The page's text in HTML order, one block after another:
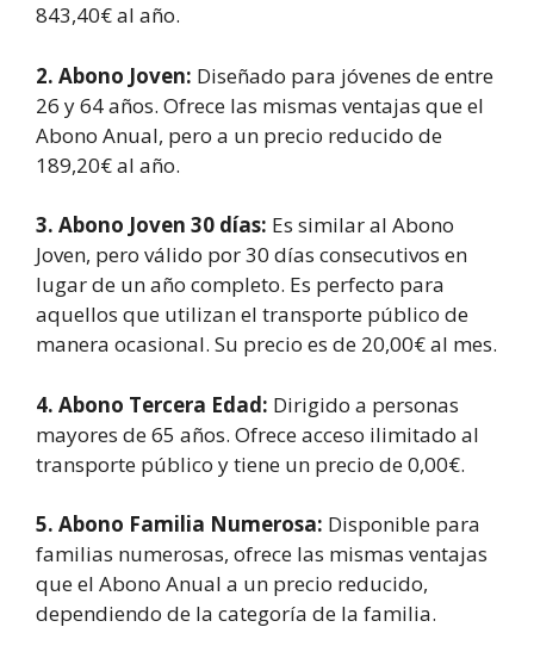
843,40€ al año.
2. Abono Joven: Diseñado para jóvenes de entre
26 y 64 años. Ofrece las mismas ventajas que el
Abono Anual, pero a un precio reducido de
189,20€ al año.
3. Abono Joven 30 días: Es similar al Abono
Joven, pero válido por 30 días consecutivos en
lugar de un año completo. Es perfecto para
aquellos que utilizan el transporte público de
manera ocasional. Su precio es de 20,00€ al mes.
4. Abono Tercera Edad: Dirigido a personas
mayores de 65 años. Ofrece acceso ilimitado al
transporte público y tiene un precio de 0,00€.
5. Abono Familia Numerosa: Disponible para
familias numerosas, ofrece las mismas ventajas
que el Abono Anual a un precio reducido,
dependiendo de la categoría de la familia.